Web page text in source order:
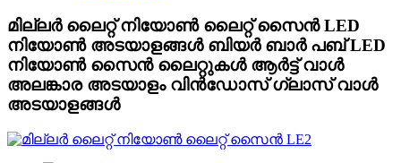
മില്ലർ ലൈറ്റ് നിയോൺ ലൈറ്റ് സൈൻ LED
നിയോൺ അടയാളങ്ങൾ ബിയർ ബാർ പബ് LED
നിയോൺ സൈൻ ലൈറ്റുകൾ ആർട്ട് വാൾ
അലങ്കാര അടയാളം വിൻഡോസ് ഗ്ലാസ് വാൾ
അടയാളങ്ങൾ